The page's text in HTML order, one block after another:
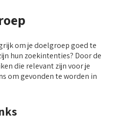
om je doelgroep goed te
hun zoekintenties? Door de
die relevant zijn voor je
om gevonden te worden in